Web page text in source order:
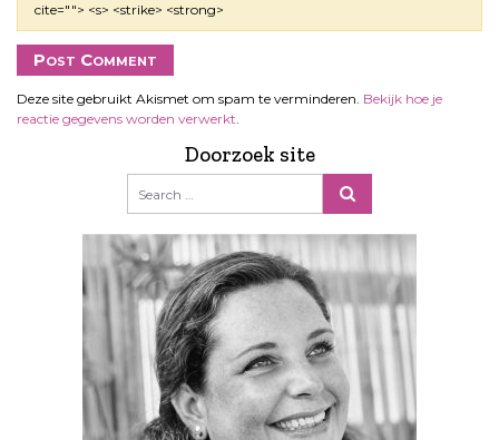
cite=""> <s> <strike> <strong>
Deze site gebruikt Akismet om spam te verminderen. Bekijk hoe je
reactie gegevens worden verwerkt.
Doorzoek site